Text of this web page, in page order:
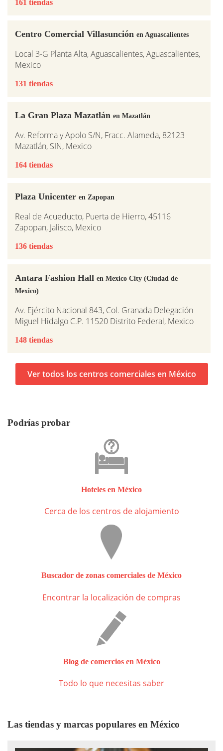
161 tiendas
Centro Comercial Villasunción en Aguascalientes
Local 3-G Planta Alta, Aguascalientes, Aguascalientes,
Mexico
131 tiendas
La Gran Plaza Mazatlán en Mazatlán
Av. Reforma y Apolo S/N, Fracc. Alameda, 82123
Mazatlán, SIN, Mexico
164 tiendas
Plaza Unicenter en Zapopan
Real de Acueducto, Puerta de Hierro, 45116
Zapopan, Jalisco, Mexico
136 tiendas
Antara Fashion Hall en Mexico City (Ciudad de
Mexico)
Av. Ejército Nacional 843, Col. Granada Delegación
Miguel Hidalgo C.P. 11520 Distrito Federal, Mexico
148 tiendas
Ver todos los centros comerciales en México
Podrías probar
Hoteles en México
Cerca de los centros de alojamiento
Buscador de zonas comerciales de México
Encontrar la localización de compras
Blog de comercios en México
Todo lo que necesitas saber
Las tiendas y marcas populares en México